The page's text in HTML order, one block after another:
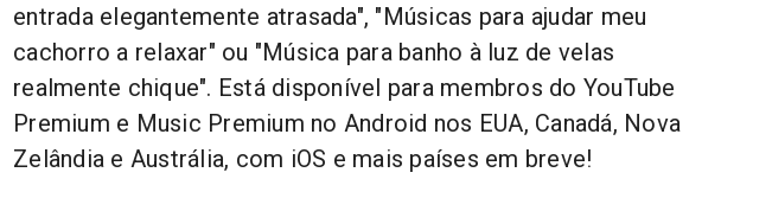
entrada elegantemente atrasada", "Músicas para ajudar meu
cachorro a relaxar" ou "Música para banho à luz de velas
realmente chique". Está disponível para membros do YouTube
Premium e Music Premium no Android nos EUA, Canadá, Nova
Zelândia e Austrália, com iOS e mais países em breve!